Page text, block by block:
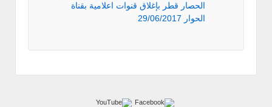
الحصار قطر بإغلاق قنوات اعلامية بقناة
الحوار 29/06/2017